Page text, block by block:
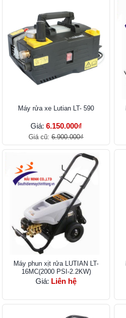
Máy rửa xe Lutian LT- 590
Giá: 6.150.000₫
Giá cũ: 6.900.000₫
Máy phun xịt rửa LUTIAN LT-
16MC(2000 PSI-2.2KW)
Giá: Liên hệ